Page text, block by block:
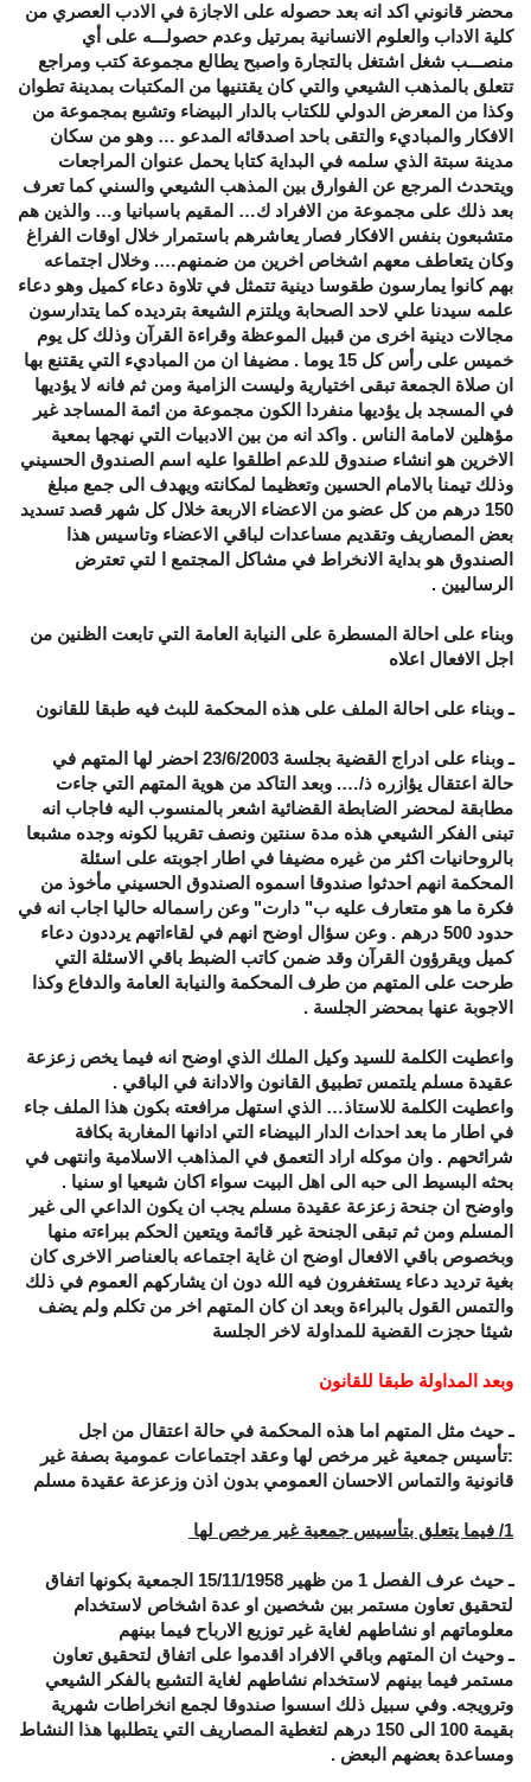
محضر قانوني اكد انه بعد حصوله على الاجازة في الادب العصري من
كلية الاداب والعلوم الانسانية بمرتيل وعدم حصولـــه على أي
منصـــب شغل اشتغل بالتجارة واصبح يطالع مجموعة كتب ومراجع
تتعلق بالمذهب الشيعي والتي كان يقتنيها من المكتبات بمدينة تطوان
وكذا من المعرض الدولي للكتاب بالدار البيضاء وتشبع بمجموعة من
الافكار والمباديء والتقى باحد اصدقائه المدعو … وهو من سكان
مدينة سبتة الذي سلمه في البداية كتابا يحمل عنوان المراجعات
ويتحدث المرجع عن الفوارق بين المذهب الشيعي والسني كما تعرف
بعد ذلك على مجموعة من الافراد ك… المقيم باسبانيا و… والذين هم
متشبعون بنفس الافكار فصار يعاشرهم باستمرار خلال اوقات الفراغ
وكان يتعاطف معهم اشخاص اخرين من ضمنهم…. وخلال اجتماعه
بهم كانوا يمارسون طقوسا دينية تتمثل في تلاوة دعاء كميل وهو دعاء
علمه سيدنا علي لاحد الصحابة ويلتزم الشيعة بترديده كما يتدارسون
مجالات دينية اخرى من قبيل الموعظة وقراءة القرآن وذلك كل يوم
خميس على رأس كل 15 يوما . مضيفا ان من المباديء التي يقتنع بها
ان صلاة الجمعة تبقى اختيارية وليست الزامية ومن ثم فانه لا يؤديها
في المسجد بل يؤديها منفردا الكون مجموعة من ائمة المساجد غير
مؤهلين لامامة الناس . واكد انه من بين الادبيات التي نهجها بمعية
الاخرين هو انشاء صندوق للدعم اطلقوا عليه اسم الصندوق الحسيني
وذلك تيمنا بالامام الحسين وتعظيما لمكانته ويهدف الى جمع مبلغ
150 درهم من كل عضو من الاعضاء الاربعة خلال كل شهر قصد تسديد
بعض المصاريف وتقديم مساعدات لباقي الاعضاء وتاسيس هذا
الصندوق هو بداية الانخراط في مشاكل المجتمع ا لتي تعترض
الرساليين .
وبناء على احالة المسطرة على النيابة العامة التي تابعت الظنين من
اجل الافعال اعلاه
ـ وبناء على احالة الملف على هذه المحكمة للبث فيه طبقا للقانون
ـ وبناء على ادراج القضية بجلسة 23/6/2003 احضر لها المتهم في
حالة اعتقال يؤازره ذ/…. وبعد التاكد من هوية المتهم التي جاءت
مطابقة لمحضر الضابطة القضائية اشعر بالمنسوب اليه فاجاب انه
تبنى الفكر الشيعي هذه مدة سنتين ونصف تقريبا لكونه وجده مشبعا
بالروحانيات اكثر من غيره مضيفا في اطار اجوبته على اسئلة
المحكمة انهم احدثوا صندوقا اسموه الصندوق الحسيني مأخوذ من
فكرة ما هو متعارف عليه ب" دارت" وعن راسماله حاليا اجاب انه في
حدود 500 درهم . وعن سؤال اوضح انهم في لقاءاتهم يرددون دعاء
كميل ويقرؤون القرآن وقد ضمن كاتب الضبط باقي الاسئلة التي
طرحت على المتهم من طرف المحكمة والنيابة العامة والدفاع وكذا
الاجوبة عنها بمحضر الجلسة .
واعطيت الكلمة للسيد وكيل الملك الذي اوضح انه فيما يخص زعزعة
عقيدة مسلم يلتمس تطبيق القانون والادانة في الباقي .
واعطيت الكلمة للاستاذ… الذي استهل مرافعته بكون هذا الملف جاء
في اطار ما بعد احداث الدار البيضاء التي ادانها المغاربة بكافة
شرائحهم . وان موكله اراد التعمق في المذاهب الاسلامية وانتهى في
بحثه البسيط الى حبه الى اهل البيت سواء اكان شيعيا او سنيا .
واوضح ان جنحة زعزعة عقيدة مسلم يجب ان يكون الداعي الى غير
المسلم ومن ثم تبقى الجنحة غير قائمة ويتعين الحكم ببراءته منها
وبخصوص باقي الافعال اوضح ان غاية اجتماعه بالعناصر الاخرى كان
بغية ترديد دعاء يستغفرون فيه الله دون ان يشاركهم العموم في ذلك
والتمس القول بالبراءة وبعد ان كان المتهم اخر من تكلم ولم يضف
شيئا حجزت القضية للمداولة لاخر الجلسة
وبعد المداولة طبقا للقانون
ـ حيث مثل المتهم اما هذه المحكمة في حالة اعتقال من اجل
:تأسيس جمعية غير مرخص لها وعقد اجتماعات عمومية بصفة غير
قانونية والتماس الاحسان العمومي بدون اذن وزعزعة عقيدة مسلم
1/ فيما يتعلق بتأسيس جمعية غير مرخص لها
ـ حيث عرف الفصل 1 من ظهير 15/11/1958 الجمعية بكونها اتفاق
لتحقيق تعاون مستمر بين شخصين او عدة اشخاص لاستخدام
معلوماتهم او نشاطهم لغاية غير توزيع الارباح فيما بينهم
ـ وحيث ان المتهم وباقي الافراد اقدموا على اتفاق لتحقيق تعاون
مستمر فيما بينهم لاستخدام نشاطهم لغاية التشبع بالفكر الشيعي
وترويجه. وفي سبيل ذلك اسسوا صندوقا لجمع انخراطات شهرية
بقيمة 100 الى 150 درهم لتغطية المصاريف التي يتطلبها هذا النشاط
ومساعدة بعضهم البعض .